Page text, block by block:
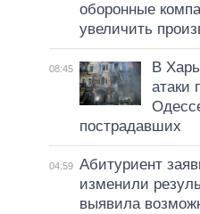
оборонные
увеличить
08:45
В
атаки
пострадавших
04:59 Абитуриент
изменили
выявила